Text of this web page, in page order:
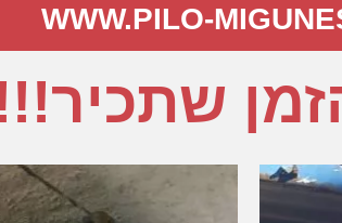
WWW.PILO-